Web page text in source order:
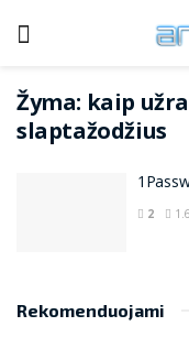
Žyma: kaip
slaptažodžius
2
Rekomenduojami